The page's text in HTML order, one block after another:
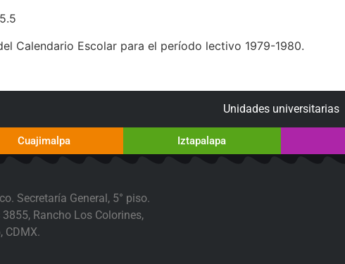
Calendario Escolar para el período lectivo 1979-1980.
Unidades universitarias
Cuajimalpa Iztapalapa
Secretaría General, 5° piso.
Rancho Los Colorines,
CDMX.